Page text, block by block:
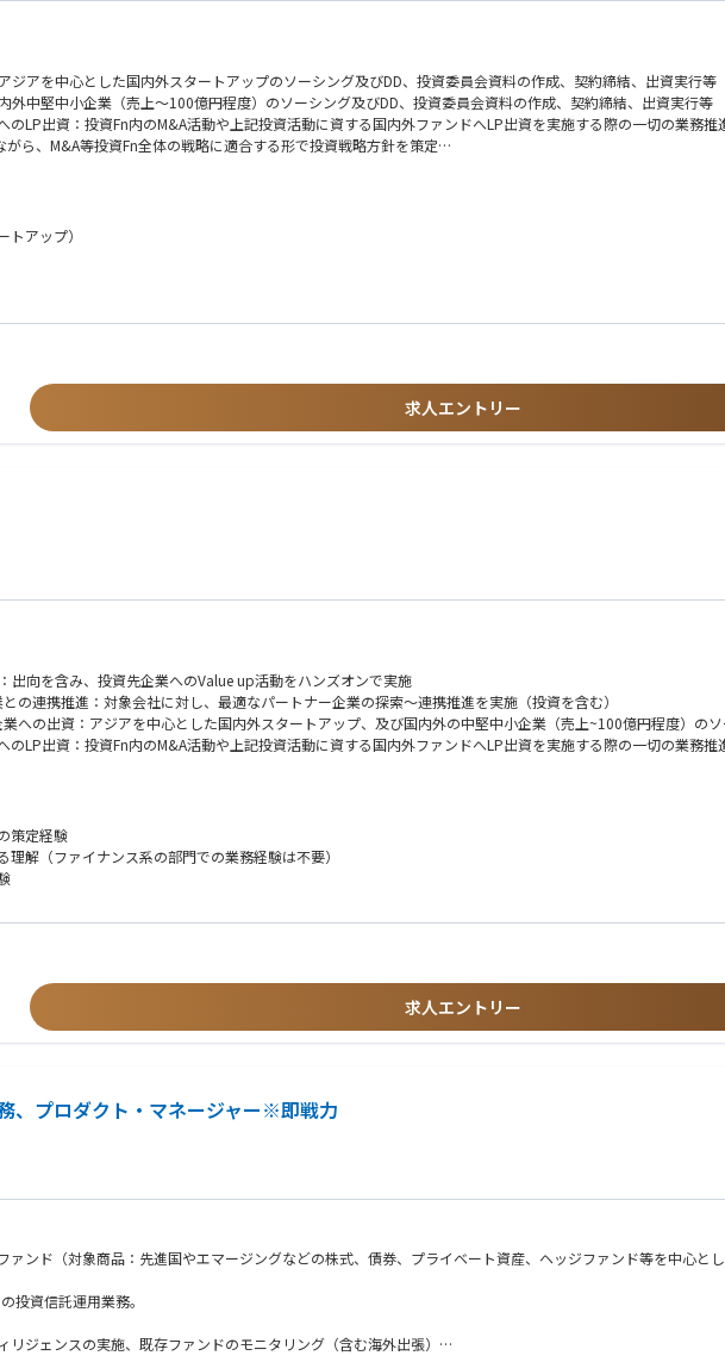
業務委託アクチュアリーおよび外部コンサルティング会社と緊密に連携して業務を遂行します。日本支店の
す。
ジアを中心とした国内外スタートアップのソーシング及びDD、投資委員会資料の作成、契約締結、出資実行等
外中堅中小企業（売上～100億円程度）のソーシング及びDD、投資委員会資料の作成、契約締結、出資実行等
のLP出資：投資Fn内のM&A活動や上記投資活動に資する国内外ファンドへLP出資を実施する際の一切の業務推
ら、M&A等投資Fn全体の戦略に適合する形で投資戦略方針を策定
upチームと連携し、事業化を進めていくことで、本人の能力や意欲次第で事業に対して最後まで責任を負い
多様なビジネスモデルを吸収し学習することができる
国内外で得ることができる
験を積み、成長することができる
ができる
アップ）
プ、中小企業、大企業内事業を問わず）を主体的に行なった経験
験
規投資案件の企画又はサポート（法務・税務等含む）経験
験を有する方
に取り組める方
と感謝を持てる方
い方
で考え自走できる方
れず実行できる方
求人エントリー
出向を含み、投資先企業へのValue up活動をハンズオンで実施
の連携推進：対象会社に対し、最適なパートナー企業の探索～連携推進を実施（投資を含む）
への出資：アジアを中心とした国内外スタートアップ、及び国内外の中堅中小企業（売上~100億円程度）の
のLP出資：投資Fn内のM&A活動や上記投資活動に資する国内外ファンドへLP出資を実施する際の一切の業務推
ら、M&A等投資Fn全体の戦略に適合する形で投資戦略方針を策定
験を種々の手段で組織知化、及び横展開の推進
ステージの会社に対するValue up経験を積むことができる
らず投資やM&Aなども用い、大きな規模での事業構築に携わることができる
構築することができる
課題とその解決策を自ら考え実行する貴重な経験を得られます
を共有しあうことで、自分一人では得られない成長・学習スピードを得られます
ができます。
策定経験
理解（ファイナンス系の部門での業務経験は不要）
長支援経験
画、事業企画、事業撤退、事業買収/売却経験
、IPO等の業務経験
画、事業企画、事業撤退、事業買収/売却経験
IPO等の業務経験
で考え自走できる方
い方
に取り組める方
と感謝を持てる方
求人エントリー
、プロダクト・マネージャー※即戦力
ァンド（対象商品：先進国やエマージングなどの株式、債券、プライベート資産、ヘッジファンド等を中心と
投資信託運用業務。
リジェンスの実施、既存ファンドのモニタリング（含む海外出張）